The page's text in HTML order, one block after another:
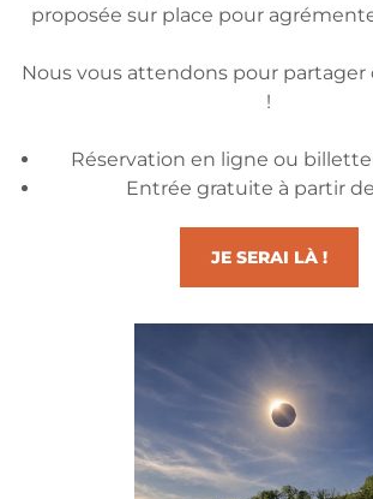
proposée sur place pour
Nous vous attendons pour partager
!
Réservation en ligne ou
Entrée gratuite à partir
JE SERAI LÀ !